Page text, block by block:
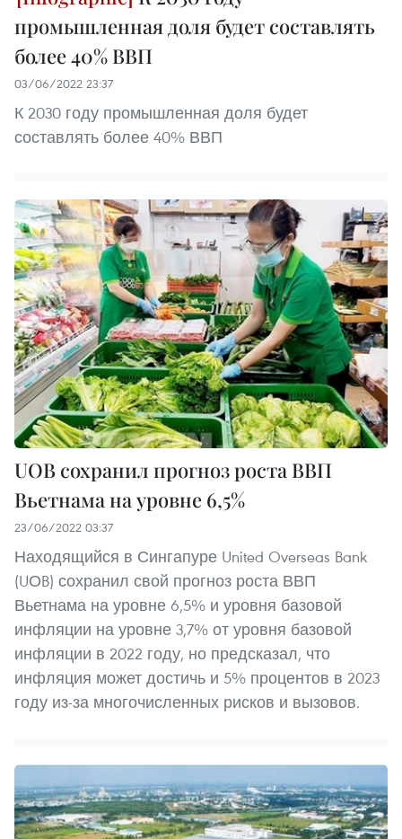
промышленная доля будет составлять
более 40% ВВП
03/06/2022 23:37
К 2030 году промышленная доля будет
составлять более 40% ВВП
UOB сохранил прогноз роста ВВП
Вьетнама на уровне 6,5%
23/06/2022 03:37
Находящийся в Сингапуре United Overseas Bank
(UОB) сохранил свой прогноз роста ВВП
Вьетнама на уровне 6,5% и уровня базовой
инфляции на уровне 3,7% от уровня базовой
инфляции в 2022 году, но предсказал, что
инфляция может достичь и 5% процентов в 2023
году из-за многочисленных рисков и вызовов.